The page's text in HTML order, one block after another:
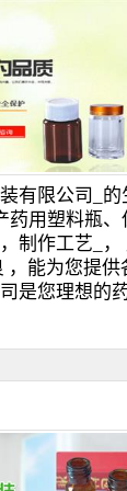
有限公司_的
药用塑料瓶、
制作工艺_
，能为您提
是您理想的